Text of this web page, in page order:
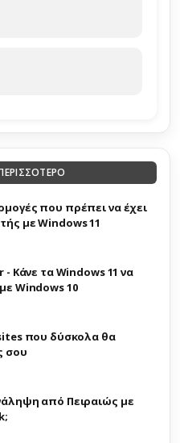
που πρέπει να έχει
με Windows 11
Κάνε τα Windows 11 να
Windows 10
που δύσκολα θα
σου
από Πειραιώς με